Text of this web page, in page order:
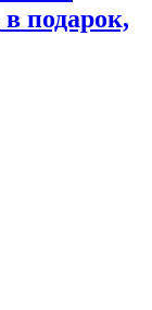
подарок,